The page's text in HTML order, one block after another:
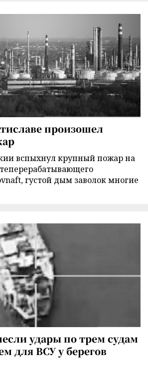
произошел
вспыхнул крупный пожар на
густой дым заволок многие
удары по трем судам
для ВСУ у берегов